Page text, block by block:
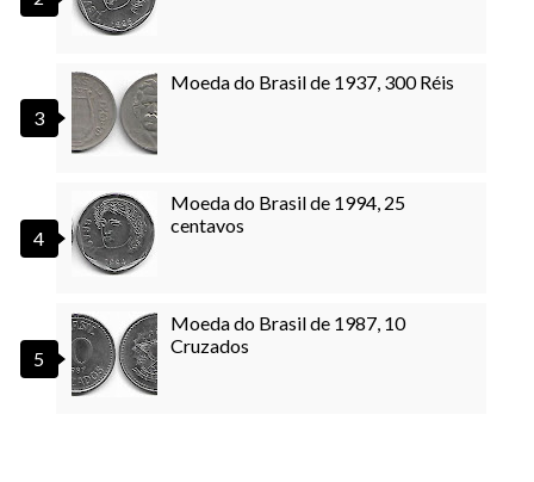
Moeda do Brasil de 1937, 300 Réis
Moeda do Brasil de 1994, 25
centavos
Moeda do Brasil de 1987, 10
Cruzados